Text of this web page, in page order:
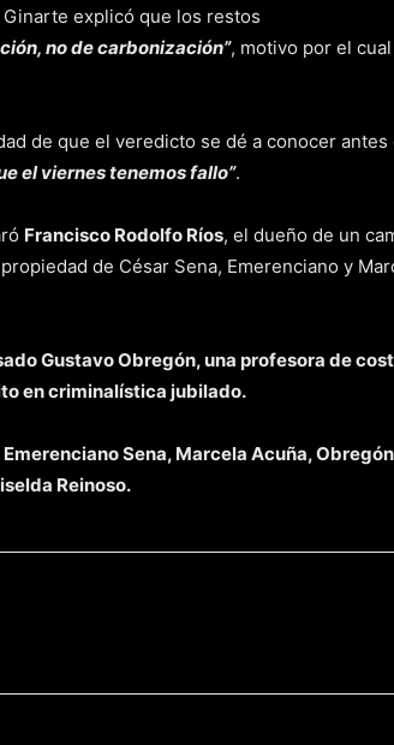
explicó que los restos
no de carbonización”, motivo por el cual
de que el veredicto se dé a conocer antes
el viernes tenemos fallo”.
Francisco Rodolfo Ríos, el dueño de un
de César Sena, Emerenciano y
Gustavo Obregón, una profesora de
en criminalística jubilado.
Emerenciano Sena, Marcela Acuña,
Reinoso.